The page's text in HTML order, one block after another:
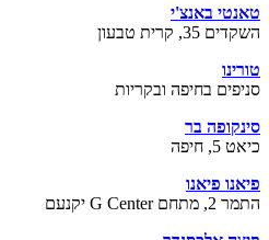
טאנטי באנצ'י
השקדים 35, קרית טבעון
טורינו
סניפים בחיפה ובקריות
סינקופה בר
כיאט 5, חיפה
פיאנו פיאנו
התמר 2, מתחם G Center יקנעם